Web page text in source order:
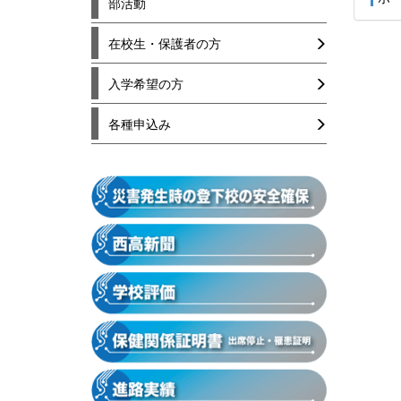
在校生・保護者の方
入学希望の方
各種申込み